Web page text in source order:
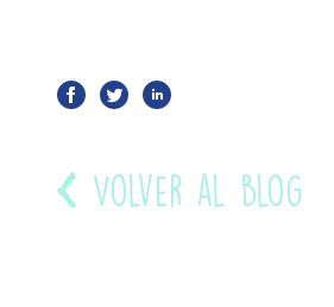
Volver al blog